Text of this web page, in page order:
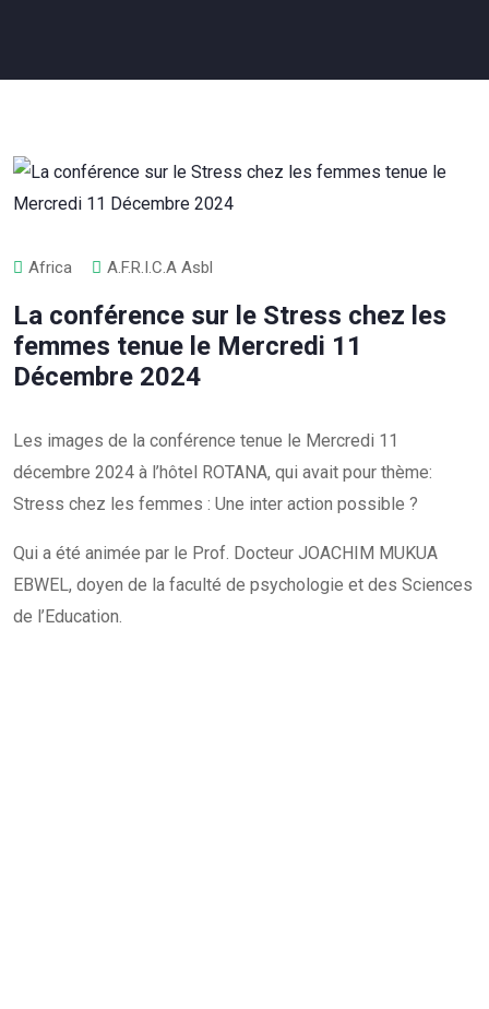
Africa A.F.R.I.C.A Asbl
La conférence sur le Stress chez les
femmes tenue le Mercredi 11
Décembre 2024
Les images de la conférence tenue le Mercredi 11
décembre 2024 à l’hôtel ROTANA, qui avait pour thème:
Stress chez les femmes : Une inter action possible ?
Qui a été animée par le Prof. Docteur JOACHIM MUKUA
EBWEL, doyen de la faculté de psychologie et des Sciences
de l’Education.